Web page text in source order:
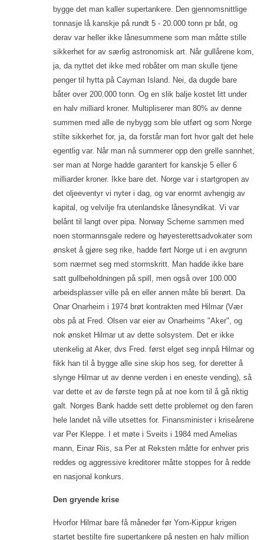
bygge det man kaller supertankere. Den gjennomsnittlige
tonnasje lå kanskje på rundt 5 - 20.000 tonn pr båt, og
derav var heller ikke lånesummene som man måtte stille
sikkerhet for av særlig astronomisk art. Når gullårene kom,
ja, da nyttet det ikke med robåter om man skulle tjene
penger til hytta på Cayman Island. Nei, da dugde bare
båter over 200.000 tonn. Og en slik balje kostet litt under
en halv milliard kroner. Multipliserer man 80% av denne
summen med alle de nybygg som ble utført og som Norge
stilte sikkerhet for, ja, da forstår man fort hvor galt det hele
egentlig var. Når man nå summerer opp den grelle sannhet,
ser man at Norge hadde garantert for kanskje 5 eller 6
milliarder kroner. Ikke bare det. Norge var i startgropen av
det oljeeventyr vi nyter i dag, og var enormt avhengig av
kapital, og velvilje fra utenlandske lånesyndikat. Vi var
belånt til langt over pipa. Norway Scheme sammen med
noen stormannsgale redere og høyesterettsadvokater som
ønsket å gjøre seg rike, hadde ført Norge ut i en avgrunn
som nærmet seg med stormskritt. Man hadde ikke bare
satt gullbeholdningen på spill, men også over 100.000
arbeidsplasser ville på en eller annen måte bli berørt. Da
Onar Onarheim i 1974 brøt kontrakten med Hilmar (Vær
obs på at Fred. Olsen var eier av Onarheims "Aker", og
nok ønsket Hilmar ut av dette solsystem. Det er ikke
utenkelig at Aker, dvs Fred. først elget seg innpå Hilmar og
fikk han til å bygge alle sine skip hos seg, for deretter å
slynge Hilmar ut av denne verden i en eneste vending), så
var dette et av de første tegn på at noe kom til å gå riktig
galt. Norges Bank hadde sett dette problemet og den faren
hele landet nå ville utsettes for. Finansminister i kriseårene
var Per Kleppe. I et møte i Sveits i 1984 med Amelias
mann, Einar Riis, sa Per at Reksten måtte for enhver pris
reddes og aggressive kreditorer måtte stoppes for å redde
en nasjonal konkurs.
Den gryende krise
Hvorfor Hilmar bare få måneder før Yom-Kippur krigen
startet bestilte fire supertankere på nesten en halv million